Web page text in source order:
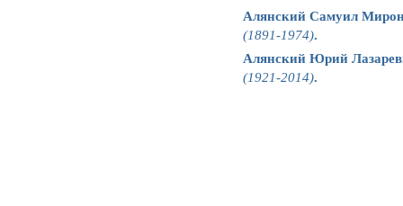
Алянский Самуил
(1891-1974).
Алянский Юрий
(1921-2014).